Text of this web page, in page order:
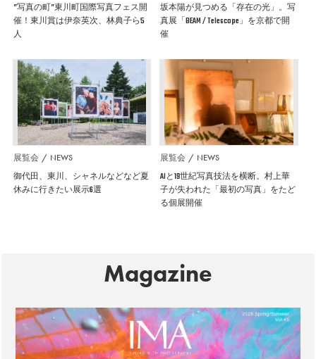
”写真の町”東川町国際写真フェス開
催！東川賞は伊奈英次、林典子ら5
人
坂本陽が見つめる「存在の光」。写
真展「BEAM / Telescope」を京都で開
催
展覧会 NEWS
御代田、東川、シャネルなどなど夏
休みに行きたい展示6選
展覧会 NEWS
AIと19世紀写真技法を横断。村上華
子が失われた「最初の写真」をたど
る個展開催
Magazine